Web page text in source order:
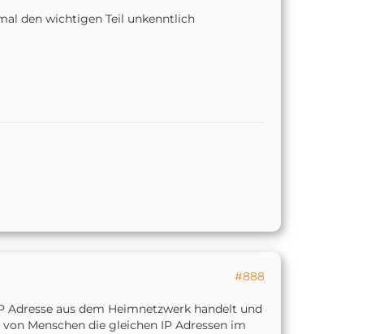
den wichtigen Teil unkenntlich
#888
aus dem Heimnetzwerk handelt und
Menschen die gleichen IP Adressen im